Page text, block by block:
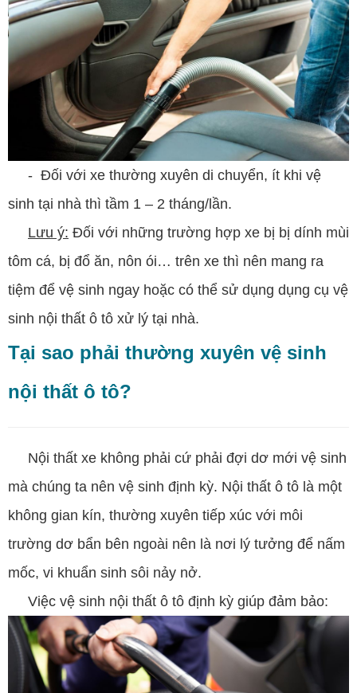
- Đối với xe thường xuyên di chuyển, ít khi vệ
sinh tại nhà thì tầm 1 – 2 tháng/lần.
Lưu ý: Đối với những trường hợp xe bị bị dính mùi
tôm cá, bị đổ ăn, nôn ói… trên xe thì nên mang ra
tiệm để vệ sinh ngay hoặc có thể sử dụng dụng cụ vệ
sinh nội thất ô tô xử lý tại nhà.
Tại sao phải thường xuyên vệ sinh
nội thất ô tô?
Nội thất xe không phải cứ phải đợi dơ mới vệ sinh
mà chúng ta nên vệ sinh định kỳ. Nội thất ô tô là một
không gian kín, thường xuyên tiếp xúc với môi
trường dơ bẩn bên ngoài nên là nơi lý tưởng để nấm
mốc, vi khuẩn sinh sôi nảy nở.
Việc vệ sinh nội thất ô tô định kỳ giúp đảm bảo: